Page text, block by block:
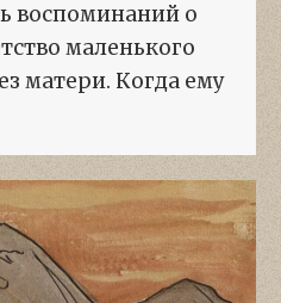
воспоминаний о
маленького
матери. Когда ему